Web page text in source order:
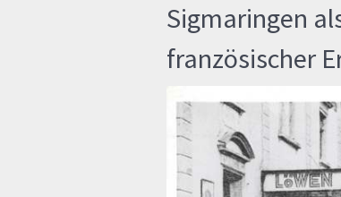
Sigmaringen
französischer